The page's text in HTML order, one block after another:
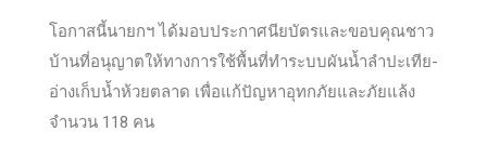
โอกาสนี้นายกฯ ได้มอบประกาศนียบัตรและขอบคุณชาว
บ้านที่อนุญาตให้ทางการใช้พื้นที่ทำระบบผันน้ำลำปะเทีย-
อ่างเก็บน้ำห้วยตลาด เพื่อแก้ปัญหาอุทกภัยและภัยแล้ง
จำนวน 118 คน